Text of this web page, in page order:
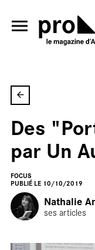
Des
par Un
FOCUS
PUBLIÉ LE 10/10/2019
Nathalie
ses articles